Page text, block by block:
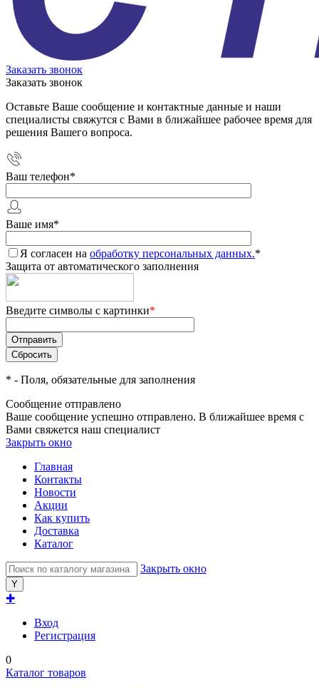
Заказать звонок
Заказать звонок
Оставьте Ваше сообщение и контактные данные и наши
специалисты свяжутся с Вами в ближайшее рабочее время для
решения Вашего вопроса.
Ваш телефон*
Ваше имя*
Я согласен на обработку персональных данных.*
Защита от автоматического заполнения
Введите символы с картинки*
* - Поля, обязательные для заполнения
Сообщение отправлено
Ваше сообщение успешно отправлено. В ближайшее время с
Вами свяжется наш специалист
Закрыть окно
Главная
Контакты
Новости
Акции
Как купить
Доставка
Каталог
Закрыть окно
✚
Вход
Регистрация
0
Каталог товаров